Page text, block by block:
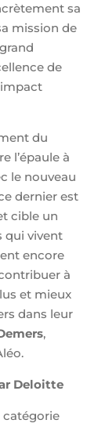
sa
mission de
de
du
l’épaule à
le nouveau
dernier est
cible un
qui vivent
encore
à
et mieux
dans leur
,
Deloitte
catégorie